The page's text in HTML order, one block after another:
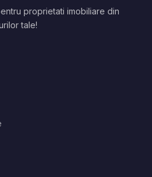
proprietati imobiliare din
tale!